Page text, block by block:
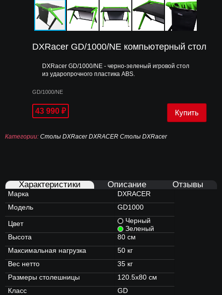
DXRacer GD/1000/NE компьютерный стол
DXRacer GD/1000/NE - черно-зеленый игровой стол
из ударопрочного пластика ABS​.
GD/1000/NE
43 990 ₽
Категории: Столы DXRacer DXRACER Столы DXRacer
Характеристики Описание Отзывы
Марка
DXRACER
Модель
GD1000
Цвет
Черный
Зеленый
Высота
80 см
Максимальная нагрузка
50 кг
Вес нетто
35 кг
Размеры столешницы
120.5x80 см
Класс
GD